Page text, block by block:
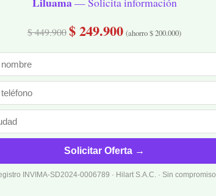
$ 449.900$ 249.900 (ahorro $ 200.000)
Solicitar Oferta →
INVIMA-SD2024-0006789 · Hilart S.A.C. · Sin compromiso